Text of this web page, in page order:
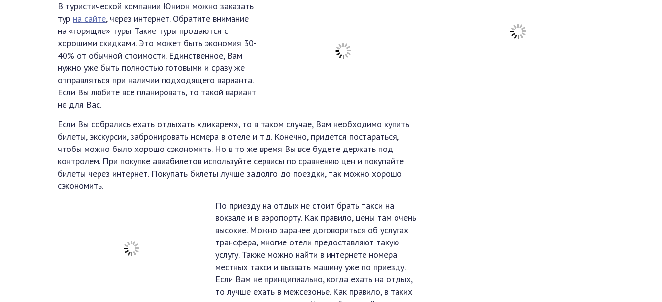
В туристической компании Юнион можно заказать
тур на сайте, через интернет. Обратите внимание
на «горящие» туры. Такие туры продаются с
хорошими скидками. Это может быть экономия 30-
40% от обычной стоимости. Единственное, Вам
нужно уже быть полностью готовыми и сразу же
отправляться при наличии подходящего варианта.
Если Вы любите все планировать, то такой вариант
не для Вас.
Если Вы собрались ехать отдыхать «дикарем», то в таком случае, Вам необходимо купить
билеты, экскурсии, забронировать номера в отеле и т.д. Конечно, придется постараться,
чтобы можно было хорошо сэкономить. Но в то же время Вы все будете держать под
контролем. При покупке авиабилетов используйте сервисы по сравнению цен и покупайте
билеты через интернет. Покупать билеты лучше задолго до поездки, так можно хорошо
сэкономить.
По приезду на отдых не стоит брать такси на
вокзале и в аэропорту. Как правило, цены там очень
высокие. Можно заранее договориться об услугах
трансфера, многие отели предоставляют такую
услугу. Также можно найти в интернете номера
местных такси и вызвать машину уже по приезду.
Если Вам не принципиально, когда ехать на отдых,
то лучше ехать в межсезонье. Как правило, в таких